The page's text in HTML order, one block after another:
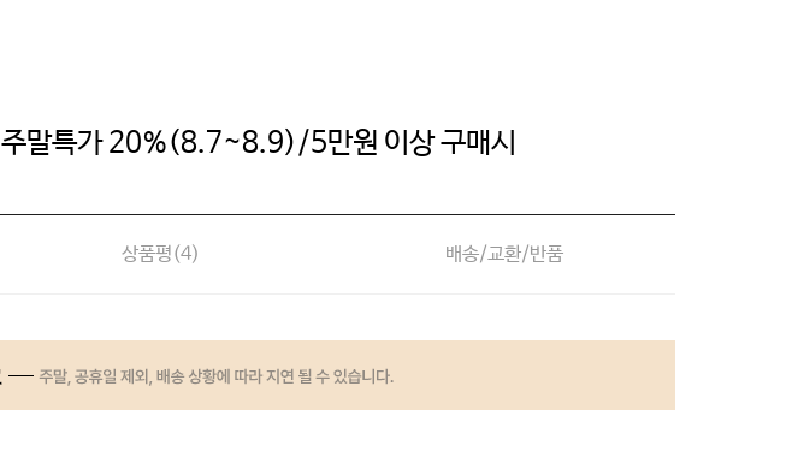
주말특가 20%(8.7~8.9)/5만원 이상 구매시
상품평(4) 배송/교환/반품